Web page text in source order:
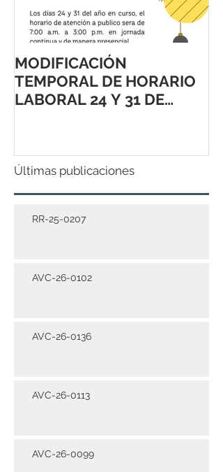
MODIFICACIÓN
TEMPORAL DE HORARIO
LABORAL 24 Y 31 DE
Últimas publicaciones
RR-25-0207
AVC-26-0102
AVC-26-0136
AVC-26-0113
AVC-26-0099